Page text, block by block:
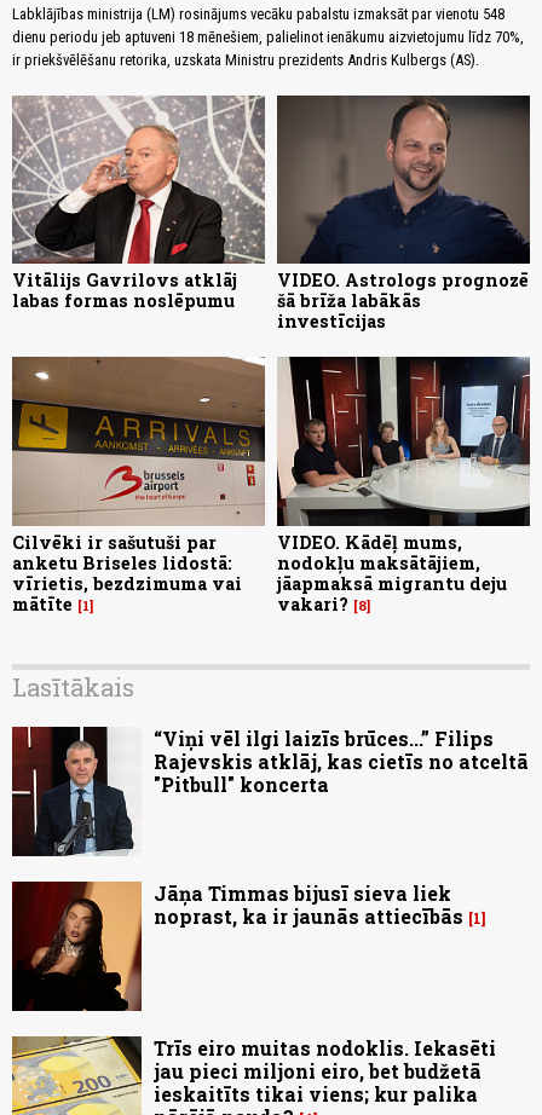
Labklājības ministrija (LM) rosinājums vecāku pabalstu izmaksāt par vienotu 548
dienu periodu jeb aptuveni 18 mēnešiem, palielinot ienākumu aizvietojumu līdz 70%,
ir priekšvēlēšanu retorika, uzskata Ministru prezidents Andris Kulbergs (AS).
Vitālijs Gavrilovs atklāj
labas formas noslēpumu
VIDEO. Astrologs prognozē
šā brīža labākās
investīcijas
Cilvēki ir sašutuši par
anketu Briseles lidostā:
vīrietis, bezdzimuma vai
mātīte
1
VIDEO. Kādēļ mums,
nodokļu maksātājiem,
jāapmaksā migrantu deju
vakari?
8
Lasītākais
“Viņi vēl ilgi laizīs brūces...” Filips
Rajevskis atklāj, kas cietīs no atceltā
"Pitbull" koncerta
Jāņa Timmas bijusī sieva liek
noprast, ka ir jaunās attiecībās
1
Trīs eiro muitas nodoklis. Iekasēti
jau pieci miljoni eiro, bet budžetā
ieskaitīts tikai viens; kur palika